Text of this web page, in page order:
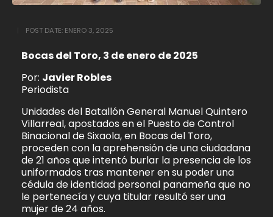
POST DATE: ENERO 3, 2025
Bocas del Toro, 3 de enero de 2025
Por: Javier Robles
Periodista
Unidades del Batallón General Manuel Quintero
Villarreal, apostados en el Puesto de Control
Binacional de Sixaola, en Bocas del Toro,
proceden con la aprehensión de una ciudadana
de 21 años que intentó burlar la presencia de los
uniformados tras mantener en su poder una
cédula de identidad personal panameña que no
le pertenecía y cuya titular resultó ser una
mujer de 24 años.